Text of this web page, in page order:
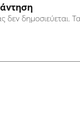
δεν δημοσιεύεται.